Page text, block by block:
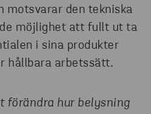
motsvarar den tekniska
möjlighet att fullt ut ta
i sina produkter
hållbara arbetssätt.
förändra hur belysning